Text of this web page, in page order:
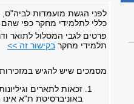
לפני הגשת מועמדות לביה"ס,
כללי לתלמידי מחקר כפי שהם
פרטים לגבי המסלול לתואר
תלמידי מחקר בקישור זה >>
מסמכים שיש להגיש
זכאות לתארים
באוניברסיטת ת"א